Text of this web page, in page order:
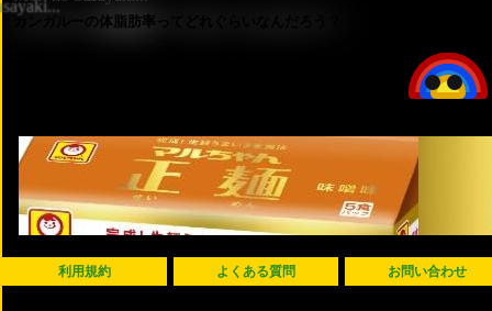
カンガルーの体脂肪率ってどれぐらいなんだろう？
利用規約 よくある質問 お問い合わせ